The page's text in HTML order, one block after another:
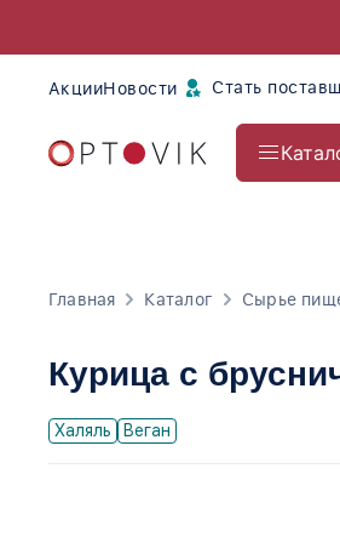
АкцииНовости Стать
Главная Каталог Сырье
Курица с
Халяль Веган